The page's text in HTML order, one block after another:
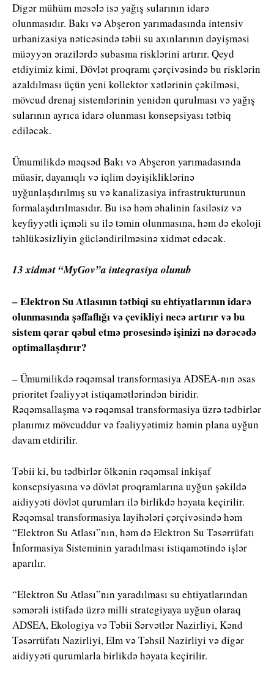
Digər mühüm məsələ isə yağış sularının idarə
olunmasıdır. Bakı və Abşeron yarımadasında intensiv
urbanizasiya nəticəsində təbii su axınlarının dəyişməsi
müəyyən ərazilərdə subasma risklərini artırır. Qeyd
etdiyimiz kimi, Dövlət proqramı çərçivəsində bu risklərin
azaldılması üçün yeni kollektor xətlərinin çəkilməsi,
mövcud drenaj sistemlərinin yenidən qurulması və yağış
sularının ayrıca idarə olunması konsepsiyası tətbiq
ediləcək.
Ümumilikdə məqsəd Bakı və Abşeron yarımadasında
müasir, dayanıqlı və iqlim dəyişikliklərinə
uyğunlaşdırılmış su və kanalizasiya infrastrukturunun
formalaşdırılmasıdır. Bu isə həm əhalinin fasiləsiz və
keyfiyyətli içməli su ilə təmin olunmasına, həm də ekoloji
təhlükəsizliyin gücləndirilməsinə xidmət edəcək.
13 xidmət “MyGov”a inteqrasiya olunub
– Elektron Su Atlasının tətbiqi su ehtiyatlarının idarə
olunmasında şəffaflığı və çevikliyi necə artırır və bu
sistem qərar qəbul etmə prosesində işinizi nə dərəcədə
optimallaşdırır?
– Ümumilikdə rəqəmsal transformasiya ADSEA-nın əsas
prioritet fəaliyyət istiqamətlərindən biridir.
Rəqəmsallaşma və rəqəmsal transformasiya üzrə tədbirlər
planımız mövcuddur və fəaliyyətimiz həmin plana uyğun
davam etdirilir.
Təbii ki, bu tədbirlər ölkənin rəqəmsal inkişaf
konsepsiyasına və dövlət proqramlarına uyğun şəkildə
aidiyyəti dövlət qurumları ilə birlikdə həyata keçirilir.
Rəqəmsal transformasiya layihələri çərçivəsində həm
“Elektron Su Atlası”nın, həm də Elektron Su Təsərrüfatı
İnformasiya Sisteminin yaradılması istiqamətində işlər
aparılır.
“Elektron Su Atlası”nın yaradılması su ehtiyatlarından
səmərəli istifadə üzrə milli strategiyaya uyğun olaraq
ADSEA, Ekologiya və Təbii Sərvətlər Nazirliyi, Kənd
Təsərrüfatı Nazirliyi, Elm və Təhsil Nazirliyi və digər
aidiyyəti qurumlarla birlikdə həyata keçirilir.